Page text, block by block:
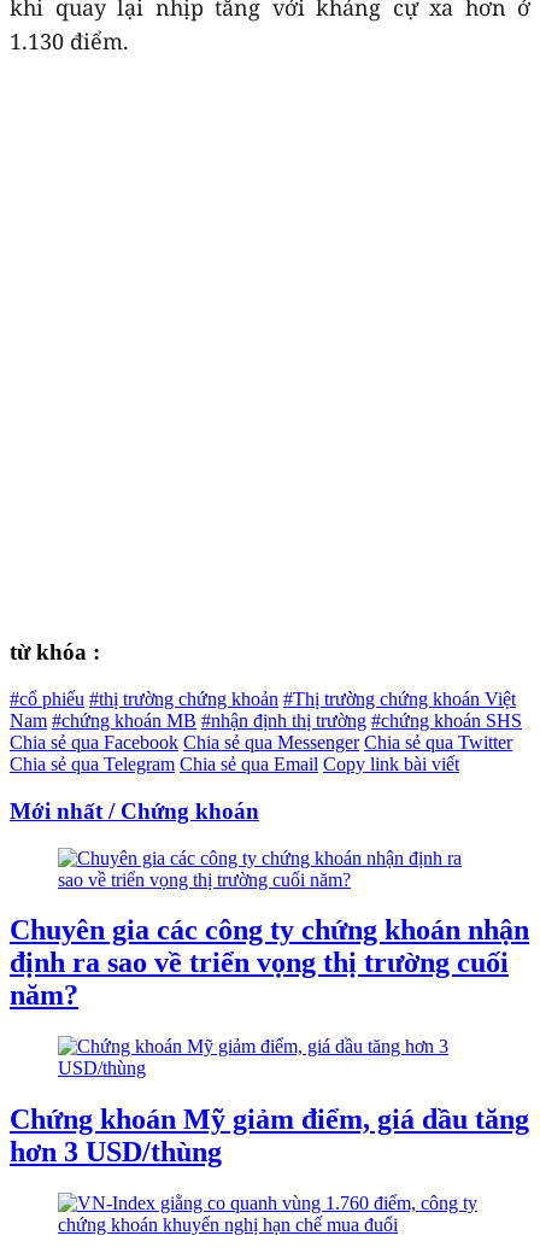
khi quay lại nhịp tăng với kháng cự xa hơn ở
1.130 điểm.
từ khóa :
#cổ phiếu #thị trường chứng khoản #Thị trường chứng khoán Việt
Nam #chứng khoán MB #nhận định thị trường #chứng khoán SHS
Chia sẻ qua Facebook Chia sẻ qua Messenger Chia sẻ qua Twitter
Chia sẻ qua Telegram Chia sẻ qua Email Copy link bài viết
Mới nhất / Chứng khoán
Chuyên gia các công ty chứng khoán nhận
định ra sao về triển vọng thị trường cuối
năm?
Chứng khoán Mỹ giảm điểm, giá dầu tăng
hơn 3 USD/thùng